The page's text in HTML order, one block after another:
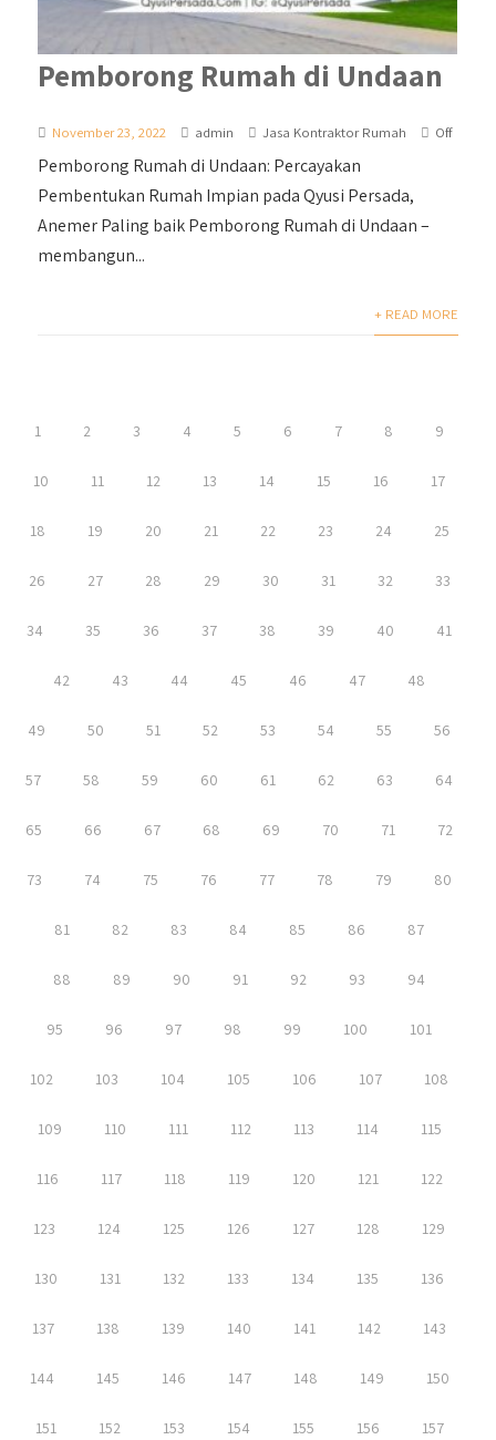
Pemborong Rumah di Undaan
November 23, 2022 admin Jasa Kontraktor Rumah Off
Pemborong Rumah di Undaan: Percayakan
Pembentukan Rumah Impian pada Qyusi Persada,
Anemer Paling baik Pemborong Rumah di Undaan –
membangun...
+ READ MORE
1 2 3 4 5 6 7 8 9
10 11 12 13 14 15 16 17
18 19 20 21 22 23 24 25
26 27 28 29 30 31 32 33
34 35 36 37 38 39 40 41
42 43 44 45 46 47 48
49 50 51 52 53 54 55 56
57 58 59 60 61 62 63 64
65 66 67 68 69 70 71 72
73 74 75 76 77 78 79 80
81 82 83 84 85 86 87
88 89 90 91 92 93 94
95 96 97 98 99 100 101
102 103 104 105 106 107 108
109 110 111 112 113 114 115
116 117 118 119 120 121 122
123 124 125 126 127 128 129
130 131 132 133 134 135 136
137 138 139 140 141 142 143
144 145 146 147 148 149 150
151 152 153 154 155 156 157